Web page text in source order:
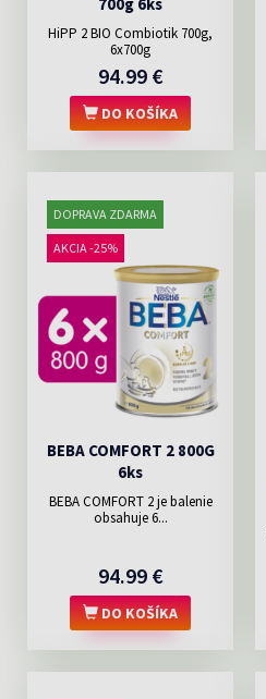
HiPP 2 BIO Combiotik 700g,
6x700g
94.99 €
DO KOŠÍKA
DOPRAVA ZDARMA
AKCIA -25%
BEBA COMFORT 2 800G
6ks
BEBA COMFORT 2 je balenie
obsahuje 6...
94.99 €
DO KOŠÍKA